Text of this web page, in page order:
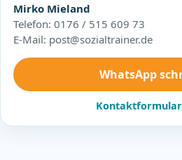
Mirko Mieland
Telefon: 0176 / 515 609 73
E-Mail: post@sozialtrainer.de
WhatsApp